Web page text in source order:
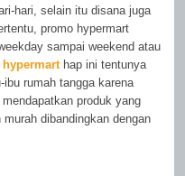
hari, selain itu disana juga
promo hypermart
sampai weekend atau
hypermarthap ini tentunya
rumah tangga karena
produk yang
dibandingkan dengan